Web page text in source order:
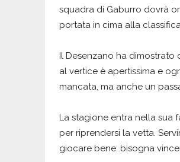
squadra di Gaburro dovrà
portata in cima alla classifica.
Il Desenzano ha dimostrato
al vertice è apertissima e
mancata, ma anche un
La stagione entra nella sua
per riprendersi la vetta.
giocare bene: bisogna